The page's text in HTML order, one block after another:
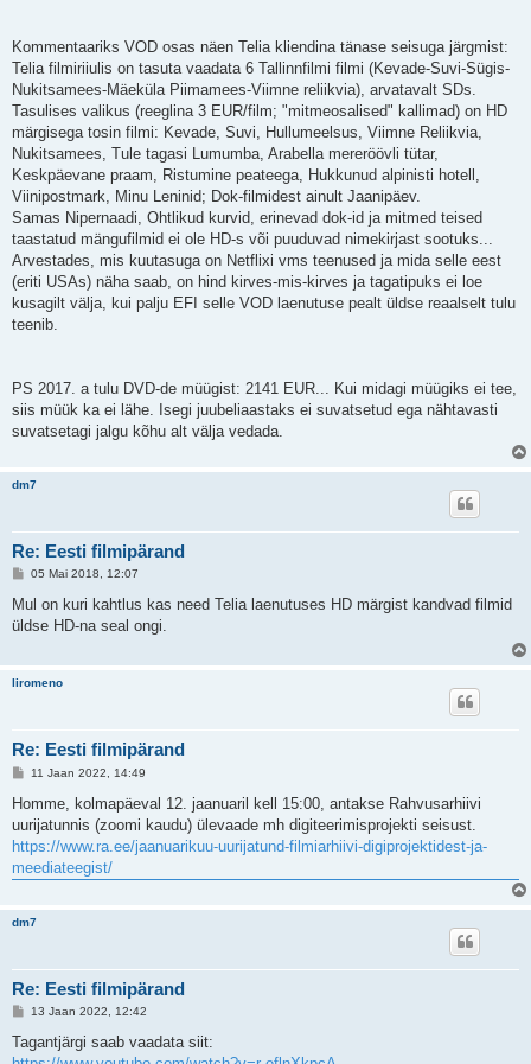
Kommentaariks VOD osas näen Telia kliendina tänase seisuga järgmist:
Telia filmiriiulis on tasuta vaadata 6 Tallinnfilmi filmi (Kevade-Suvi-Sügis-
Nukitsamees-Mäeküla Piimamees-Viimne reliikvia), arvatavalt SDs.
Tasulises valikus (reeglina 3 EUR/film; "mitmeosalised" kallimad) on HD
märgisega tosin filmi: Kevade, Suvi, Hullumeelsus, Viimne Reliikvia,
Nukitsamees, Tule tagasi Lumumba, Arabella mereröövli tütar,
Keskpäevane praam, Ristumine peateega, Hukkunud alpinisti hotell,
Viinipostmark, Minu Leninid; Dok-filmidest ainult Jaanipäev.
Samas Nipernaadi, Ohtlikud kurvid, erinevad dok-id ja mitmed teised
taastatud mängufilmid ei ole HD-s või puuduvad nimekirjast sootuks...
Arvestades, mis kuutasuga on Netflixi vms teenused ja mida selle eest
(eriti USAs) näha saab, on hind kirves-mis-kirves ja tagatipuks ei loe
kusagilt välja, kui palju EFI selle VOD laenutuse pealt üldse reaalselt tulu
teenib.
PS 2017. a tulu DVD-de müügist: 2141 EUR... Kui midagi müügiks ei tee,
siis müük ka ei lähe. Isegi juubeliaastaks ei suvatsetud ega nähtavasti
suvatsetagi jalgu kõhu alt välja vedada.
dm7
Re: Eesti filmipärand
P
s
i
05 Mai 2018, 12:07
Mul on kuri kahtlus kas need Telia laenutuses HD märgist kandvad filmid
üldse HD-na seal ongi.
liromeno
Re: Eesti filmipärand
P
s
i
t
u
s
11 Jaan 2022, 14:49
Homme, kolmapäeval 12. jaanuaril kell 15:00, antakse Rahvusarhiivi
uurijatunnis (zoomi kaudu) ülevaade mh digiteerimisprojekti seisust.
https://www.ra.ee/jaanuarikuu-uurijatund-filmiarhiivi-digiprojektidest-ja-
meediateegist/
dm7
Re: Eesti filmipärand
P
s
13 Jaan 2022, 12:42
Tagantjärgi saab vaadata siit: